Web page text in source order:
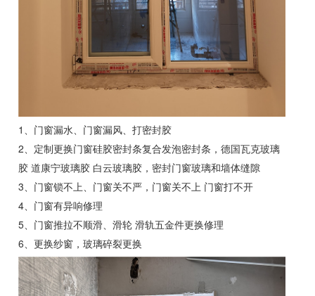
1、门窗漏水、门窗漏风、打密封胶
2、定制更换门窗硅胶密封条复合发泡密封条，德国瓦克玻璃
胶 道康宁玻璃胶 白云玻璃胶，密封门窗玻璃和墙体缝隙
3、门窗锁不上、门窗关不严，门窗关不上 门窗打不开
4、门窗有异响修理
5、门窗推拉不顺滑、滑轮 滑轨五金件更换修理
6、更换纱窗，玻璃碎裂更换